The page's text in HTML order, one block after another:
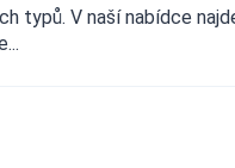
typů. V naší nabídce